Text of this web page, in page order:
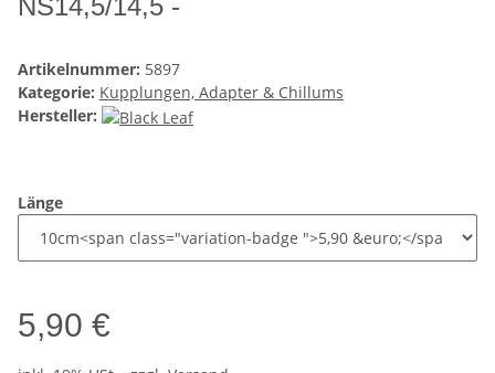
NS14,5/14,5 -
Artikelnummer: 5897
Kategorie: Kupplungen, Adapter & Chillums
Hersteller:
Länge
5,90 €